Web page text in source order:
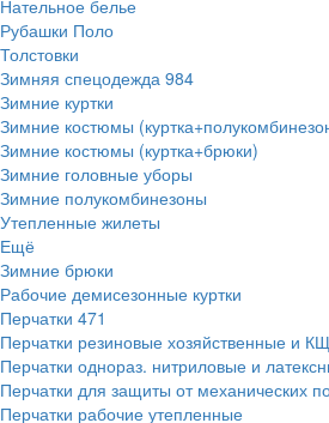
Нательное белье
Рубашки Поло
Толстовки
Зимняя спецодежда 984
Зимние куртки
Зимние костюмы
Зимние костюмы (куртка+брюки)
Зимние головные уборы
Зимние полукомбинезоны
Утепленные жилеты
Ещё
Зимние брюки
Рабочие демисезонные куртки
Перчатки 471
Перчатки резиновые хозяйственные и
Перчатки однораз. нитриловые и
Перчатки для защиты от механических
Перчатки рабочие утепленные